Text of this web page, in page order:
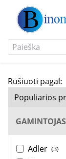
Rūšiuoti pagal:
GAMINTOJAS
Adler (3)